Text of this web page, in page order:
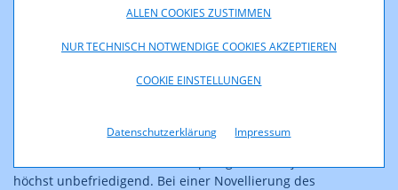
ALLEN COOKIES ZUSTIMMEN
NUR TECHNISCH NOTWENDIGE COOKIES AKZEPTIEREN
COOKIE EINSTELLUNGEN
Datenschutzerklärung Impressum
verzeichneten wir 8.540 Postempfangsbeschwerden, um
einiges herauslesen", führt Steinmaurer aus. Die drei
wurde, dass die Postsendung direkt im Abholshop
Benachrichtigung erfolgte.
höchst unbefriedigend. Bei einer Novellierung des